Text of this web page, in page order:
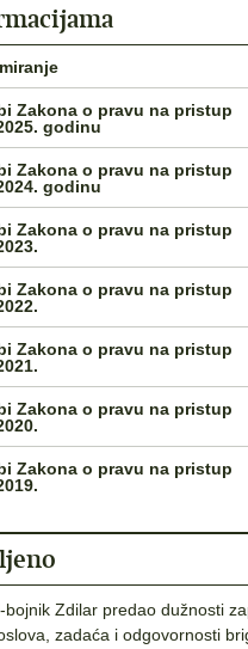
Zakona o pravu na pristup
godinu
Zakona o pravu na pristup
godinu
Zakona o pravu na pristup
Zakona o pravu na pristup
Zakona o pravu na pristup
Zakona o pravu na pristup
Zakona o pravu na pristup
bojnik Zdilar predao dužnosti
zadaća i odgovornosti